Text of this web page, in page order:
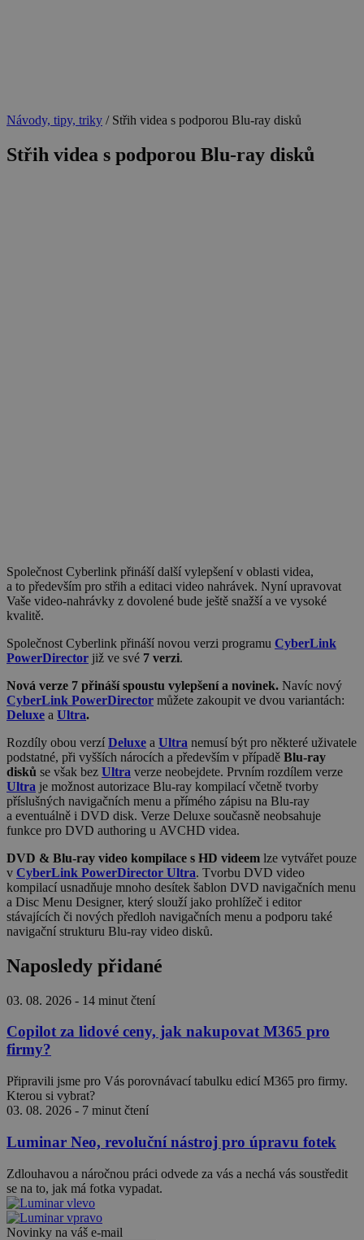
Návody, tipy, triky / Střih videa s podporou Blu-ray disků
Střih videa s podporou Blu-ray disků
Společnost Cyberlink přináší další vylepšení v oblasti videa,
a to především pro střih a editaci video nahrávek. Nyní upravovat
Vaše video-nahrávky z dovolené bude ještě snažší a ve vysoké
kvalitě.
Společnost Cyberlink přináší novou verzi programu CyberLink
PowerDirector již ve své 7 verzi.
Nová verze 7 přináší spoustu vylepšení a novinek. Navíc nový
CyberLink PowerDirector můžete zakoupit ve dvou variantách:
Deluxe a Ultra.
Rozdíly obou verzí Deluxe a Ultra nemusí být pro některé uživatele
podstatné, při vyšších nárocích a především v případě Blu-ray
disků se však bez Ultra verze neobejdete. Prvním rozdílem verze
Ultra je možnost autorizace Blu-ray kompilací včetně tvorby
příslušných navigačních menu a přímého zápisu na Blu-ray
a eventuálně i DVD disk. Verze Deluxe současně neobsahuje
funkce pro DVD authoring u AVCHD videa.
DVD & Blu-ray video kompilace s HD videem lze vytvářet pouze
v CyberLink PowerDirector Ultra. Tvorbu DVD video
kompilací usnadňuje mnoho desítek šablon DVD navigačních menu
a Disc Menu Designer, který slouží jako prohlížeč i editor
stávajících či nových předloh navigačních menu a podporu také
navigační strukturu Blu-ray video disků.
Naposledy přidané
03. 08. 2026 - 14 minut čtení
Copilot za lidové ceny, jak nakupovat M365 pro
firmy?
Připravili jsme pro Vás porovnávací tabulku edicí M365 pro firmy.
Kterou si vybrat?
03. 08. 2026 - 7 minut čtení
Luminar Neo, revoluční nástroj pro úpravu fotek
Zdlouhavou a náročnou práci odvede za vás a nechá vás soustředit
se na to, jak má fotka vypadat.
Novinky na váš e-mail